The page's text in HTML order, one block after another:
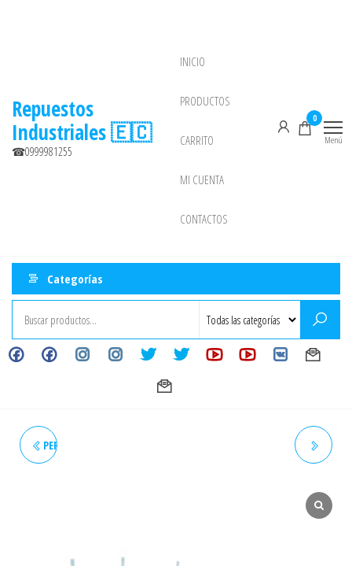
Repuestos
Industriales 🇪🇨
☎0999981255
INICIO
PRODUCTOS
CARRITO
MI CUENTA
CONTACTOS
0
Menú
Categorías
PERMATEX #1 11OZ (ACT. 12-